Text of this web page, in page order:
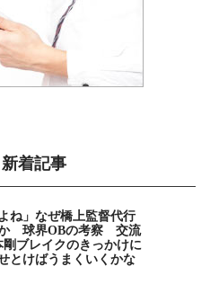
新着記事
ね」なぜ橋上監督代行
か 球界OBの考察 交流
ブレイクのきっかけに
とけばうまくいくかな